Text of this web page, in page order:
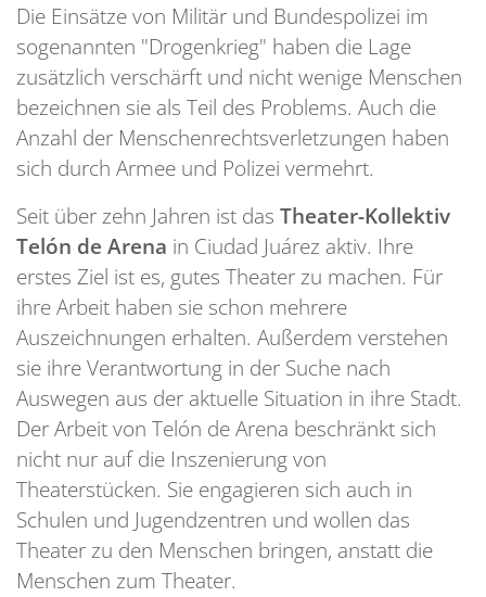
Die Einsätze von Militär und Bundespolizei im
sogenannten "Drogenkrieg" haben die Lage
zusätzlich verschärft und nicht wenige Menschen
bezeichnen sie als Teil des Problems. Auch die
Anzahl der Menschenrechtsverletzungen haben
sich durch Armee und Polizei vermehrt.
Seit über zehn Jahren ist das Theater-Kollektiv
Telón de Arena in Ciudad Juárez aktiv. Ihre
erstes Ziel ist es, gutes Theater zu machen. Für
ihre Arbeit haben sie schon mehrere
Auszeichnungen erhalten. Außerdem verstehen
sie ihre Verantwortung in der Suche nach
Auswegen aus der aktuelle Situation in ihre Stadt.
Der Arbeit von Telón de Arena beschränkt sich
nicht nur auf die Inszenierung von
Theaterstücken. Sie engagieren sich auch in
Schulen und Jugendzentren und wollen das
Theater zu den Menschen bringen, anstatt die
Menschen zum Theater.